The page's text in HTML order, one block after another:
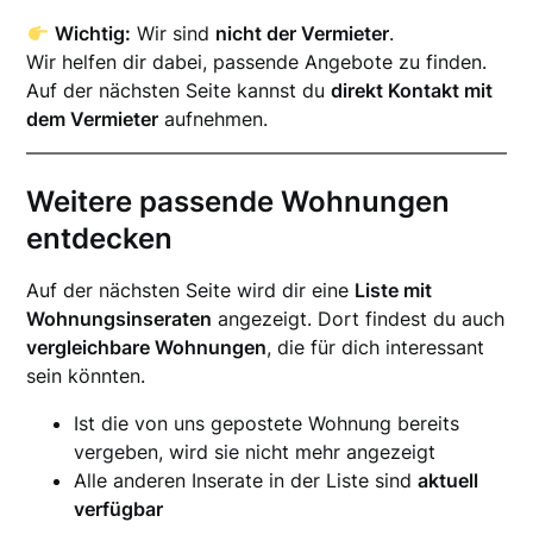
Wichtig: Wir sind nicht der Vermieter.
Wir helfen dir dabei, passende Angebote zu finden.
Auf der nächsten Seite kannst dudirekt Kontakt mit
dem Vermieter aufnehmen.
Weitere passende Wohnungen
entdecken
Auf der nächsten Seite wird dir eine Liste mit
Wohnungsinseraten angezeigt. Dort findest du auch
vergleichbare Wohnungen, die für dich interessant
sein könnten.
Ist die von uns gepostete Wohnung bereits
vergeben, wird sie nicht mehr angezeigt
Alle anderen Inserate in der Liste sindaktuell
verfügbar